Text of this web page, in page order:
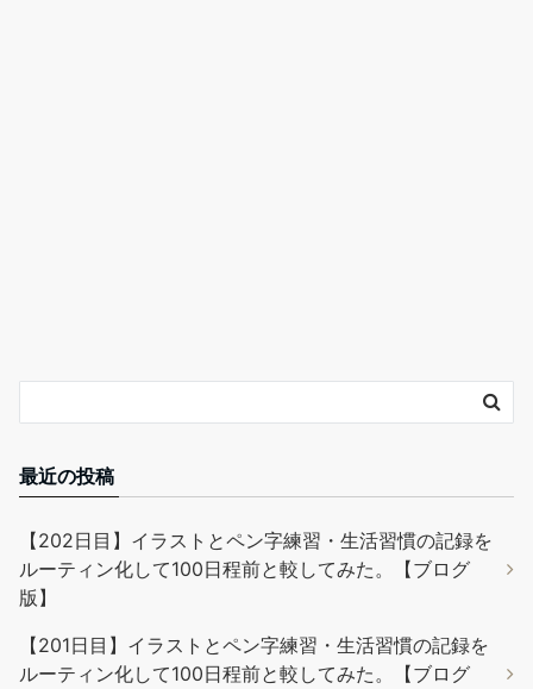
最近の投稿
【202日目】イラストとペン字練習・生活習慣の記録を
ルーティン化して100日程前と較してみた。【ブログ
版】
【201日目】イラストとペン字練習・生活習慣の記録を
ルーティン化して100日程前と較してみた。【ブログ